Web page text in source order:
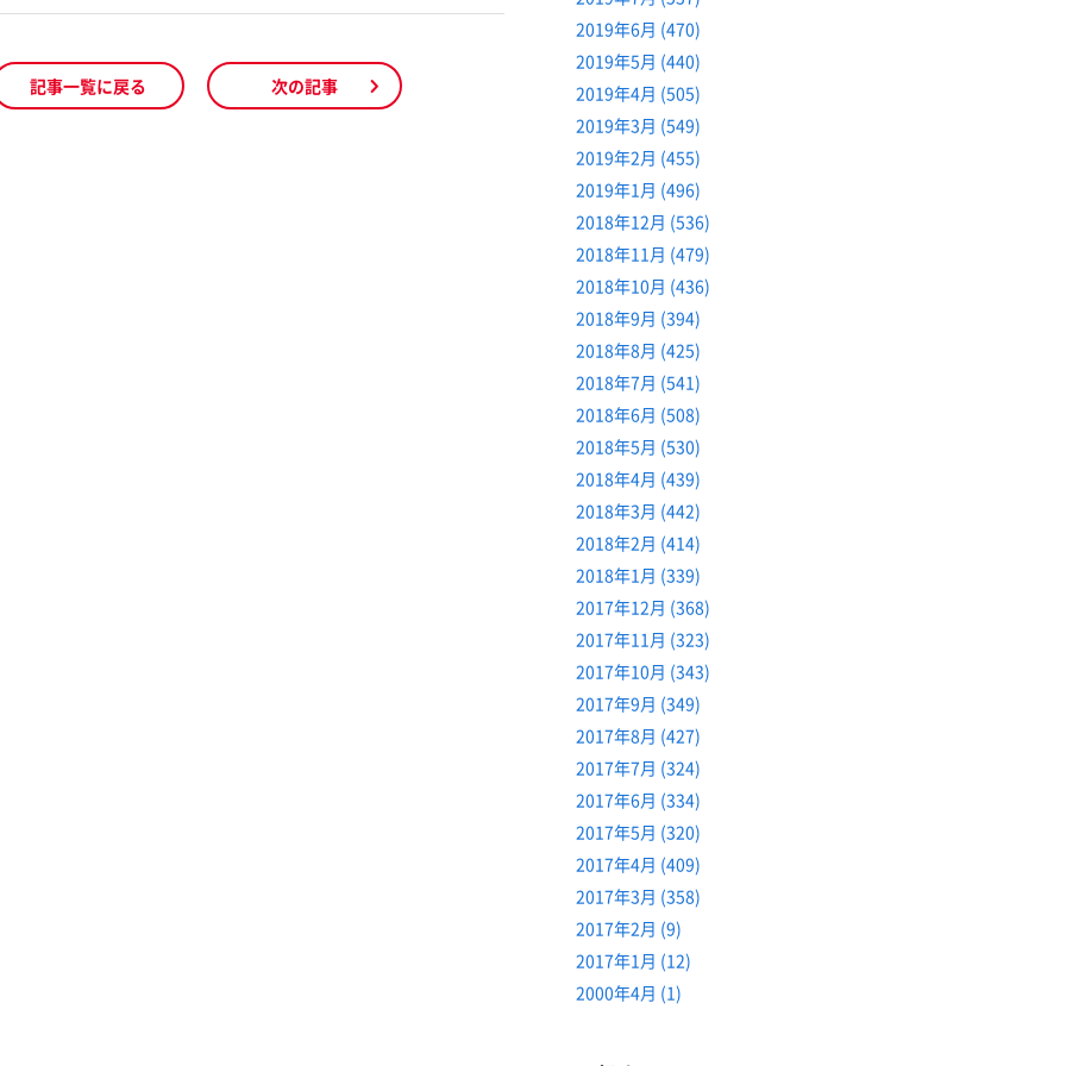
記事一覧に戻る 次の記事
2019年6月 (470)
2019年5月 (440)
2019年4月 (505)
2019年3月 (549)
2019年2月 (455)
2019年1月 (496)
2018年12月 (536)
2018年11月 (479)
2018年10月 (436)
2018年9月 (394)
2018年8月 (425)
2018年7月 (541)
2018年6月 (508)
2018年5月 (530)
2018年4月 (439)
2018年3月 (442)
2018年2月 (414)
2018年1月 (339)
2017年12月 (368)
2017年11月 (323)
2017年10月 (343)
2017年9月 (349)
2017年8月 (427)
2017年7月 (324)
2017年6月 (334)
2017年5月 (320)
2017年4月 (409)
2017年3月 (358)
2017年2月 (9)
2017年1月 (12)
2000年4月 (1)